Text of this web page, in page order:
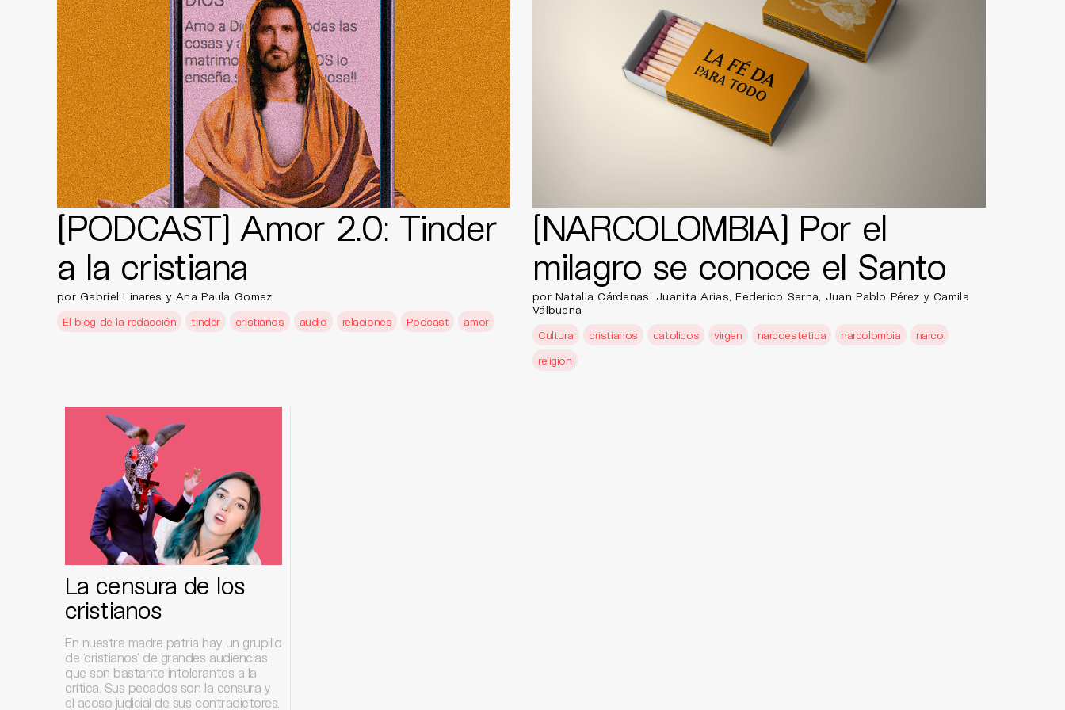
[PODCAST] Amor 2.0: Tinder
a la cristiana
por Gabriel Linares y Ana Paula Gomez
El blog de la redacción
tinder cristianos audio relaciones Podcast amor
[NARCOLOMBIA] Por el
milagro se conoce el Santo
por Natalia Cárdenas, Juanita Arias, Federico Serna, Juan Pablo Pérez y Camila
Válbuena
Cultura
cristianos catolicos virgen narcoestetica narcolombia
narco
religion
La censura de los
cristianos
En nuestra madre patria hay un grupillo
de ‘cristianos’ de grandes audiencias
que son bastante intolerantes a la
crítica. Sus pecados son la censura y
el acoso judicial de sus contradictores.